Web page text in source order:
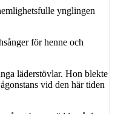
ynglingen
för henne och
läderstövlar. Hon blekte
vid den här tiden